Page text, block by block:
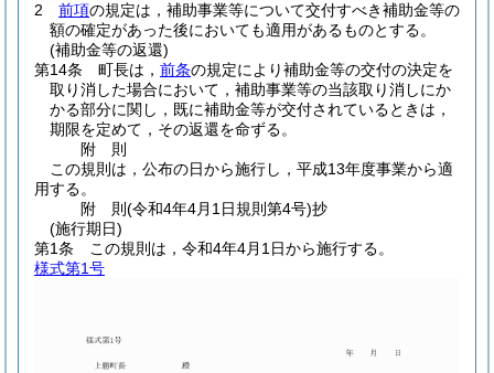
2
前項の規定は，補助事業等について交付すべき補助金等の
額の確定があった後においても適用があるものとする。
(補助金等の返還)
第14条
町長は， 前条の規定により補助金等の交付の決定を
取り消した場合において，補助事業等の当該取り消しにか
かる部分に関し，既に補助金等が交付されているときは，
期限を定めて，その返還を命ずる。
附 則
この規則は，公布の日から施行し，平成13年度事業から適
用する。
附 則(令和4年4月1日規則第4号)抄
(施行期日)
第1条
この規則は，令和4年4月1日から施行する。
様式第1号